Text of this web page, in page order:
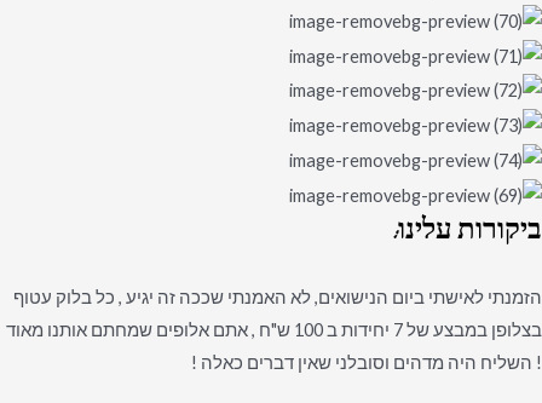
ביקורותעלינו:
הזמנתי לאישתי ביום הנישואים, לא האמנתי שככה זה יגיע , כל בלוק עטוף
בצלופן במבצע של 7 יחידות ב 100 ש"ח , אתם אלופים שמחתם אותנו מאוד
! השליח היה מדהים וסובלני שאין דברים כאלה !